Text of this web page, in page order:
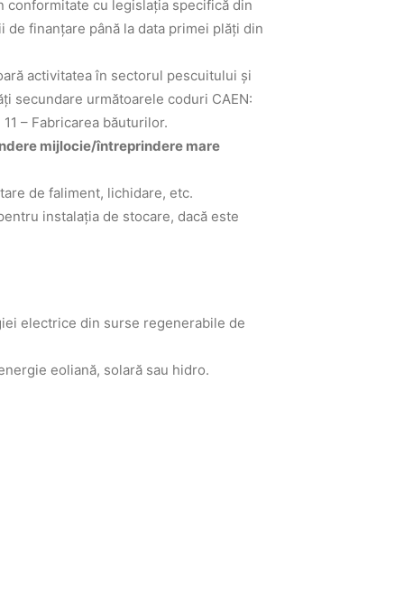
cu legislația specifică din
finanțare până la data primei plăţi din
activitatea în sectorul pescuitului și
secundare următoarele coduri CAEN:
– Fabricarea băuturilor.
mijlocie/întreprindere mare
de faliment, lichidare, etc.
instalația de stocare, dacă este
electrice din surse regenerabile de
eoliană, solară sau hidro.